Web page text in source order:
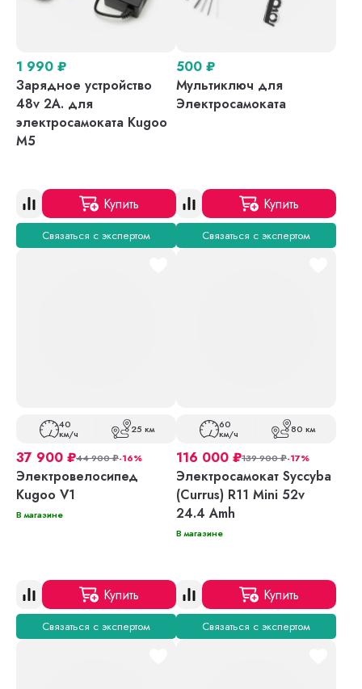
1 990 ₽
Зарядное устройство
48v 2A. для
электросамоката Kugoo
M5
Купить
Связаться с экспертом
500 ₽
Мультиключ для
Электросамоката
Купить
Связаться с экспертом
40
км/ч 25 км
37 900 ₽44 900₽-16%
Электровелосипед
Kugoo V1
В магазине
Купить
Связаться с экспертом
60
км/ч 80 км
116 000 ₽139 900₽-17%
Электросамокат Syccyba
(Currus) R11 Mini 52v
24.4 Amh
В магазине
Купить
Связаться с экспертом